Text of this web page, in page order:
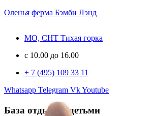
Оленья ферма Бэмби Лэнд
МО, СНТ Тихая горка
c 10.00 до 16.00
+ 7 (495) 109 33 11
Whatsapp Telegram VkYoutube
База отдыха с детьми